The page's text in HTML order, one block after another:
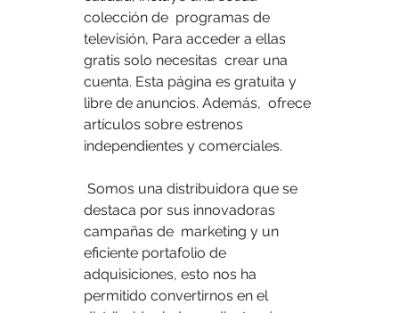
colección de  programas de
televisión, Para acceder a ellas
gratis solo necesitas  crear una
cuenta. Esta página es gratuita y
libre de anuncios. Además,  ofrece
artículos sobre estrenos
independientes y comerciales.
destaca por sus innovadoras
campañas de  marketing y un
eficiente portafolio de
adquisiciones, esto nos ha
permitido convertirnos en el